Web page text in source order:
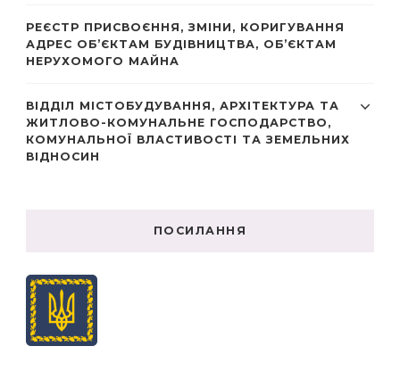
РЕЄСТР ПРИСВОЄННЯ, ЗМІНИ, КОРИГУВАННЯ
АДРЕС ОБ’ЄКТАМ БУДІВНИЦТВА, ОБ’ЄКТАМ
НЕРУХОМОГО МАЙНА
ВІДДІЛ МІСТОБУДУВАННЯ, АРХІТЕКТУРА ТА
ЖИТЛОВО-КОМУНАЛЬНЕ ГОСПОДАРСТВО,
КОМУНАЛЬНОЇ ВЛАСТИВОСТІ ТА ЗЕМЕЛЬНИХ
ВІДНОСИН
ПОСИЛАННЯ